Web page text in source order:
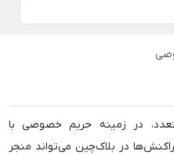
در زمینه حریم خصوصی با
در بلاک‌چین می‌تواند منجر